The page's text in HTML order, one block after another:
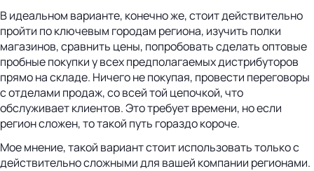
В идеальном варианте, конечно же, стоит действительно
пройти по ключевым городам региона, изучить полки
магазинов, сравнить цены, попробовать сделать оптовые
пробные покупки у всех предполагаемых дистрибуторов
прямо на складе. Ничего не покупая, провести переговоры
с отделами продаж, со всей той цепочкой, что
обслуживает клиентов. Это требует времени, но если
регион сложен, то такой путь гораздо короче.
Мое мнение, такой вариант стоит использовать только с
действительно сложными для вашей компании регионами.